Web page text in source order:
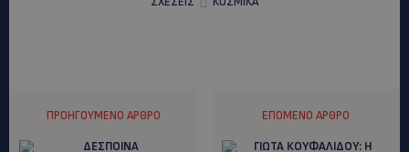
ΠΡΟΗΓΟΎΜΕΝΟ ΆΡΘΡΟ ΕΠΌΜΕΝΟ ΆΡΘΡΟ